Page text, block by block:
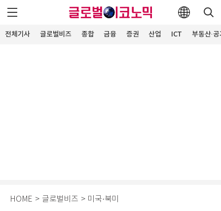
전체기사 글로벌비즈 종합 금융 증권 산업 ICT 부동산·
HOME > 글로벌비즈 > 미국·북미